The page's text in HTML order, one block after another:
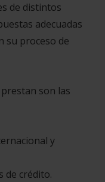
de distintos
adecuadas
su proceso de
son las
y
de crédito.